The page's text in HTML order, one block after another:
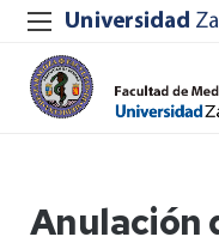
Anulación